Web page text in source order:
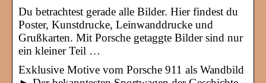
Du betrachtest gerade alle Bilder. Hier findest du
Poster, Kunstdrucke, Leinwanddrucke und
Grußkarten. Mit Porsche getaggte Bilder sind nur
ein kleiner Teil …
Exklusive Motive vom Porsche 911 als Wandbild